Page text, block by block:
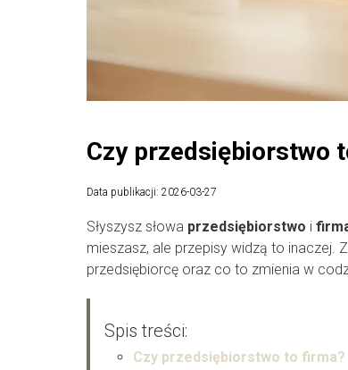
Czy przedsiębiorstwo
Data publikacji: 2026-03-27
Słyszysz słowa przedsiębiorstwo i
mieszasz, ale przepisy widzą to inaczej.
przedsiębiorcę oraz co to zmienia w
Spis treści:
Czy przedsiębiorstwo to firma?